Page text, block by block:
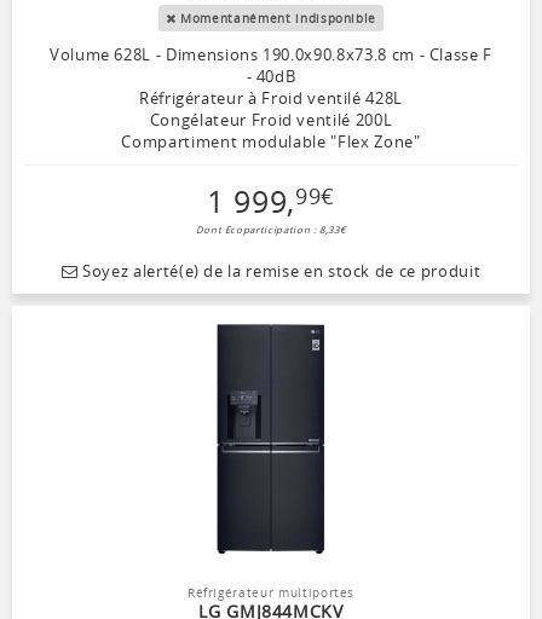
Momentanément indisponible
Volume 628L - Dimensions 190.0x90.8x73.8 cm - Classe F
- 40dB
Réfrigérateur à Froid ventilé 428L
Congélateur Froid ventilé 200L
Compartiment modulable "Flex Zone"
1 999,99€
Dont Ecoparticipation : 8,33€
Soyez alerté(e) de la remise en stock de ce produit
Réfrigérateur multiportes
LG GMJ844MCKV